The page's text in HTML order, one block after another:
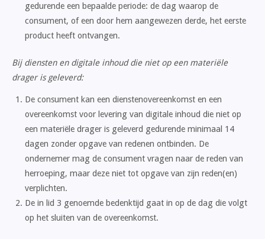
gedurende een bepaalde periode: de dag waarop de
consument, of een door hem aangewezen derde, het eerste
product heeft ontvangen.
Bij diensten en digitale inhoud die niet op een materiële
drager is geleverd:
De consument kan een dienstenovereenkomst en een
overeenkomst voor levering van digitale inhoud die niet op
een materiële drager is geleverd gedurende minimaal 14
dagen zonder opgave van redenen ontbinden. De
ondernemer mag de consument vragen naar de reden van
herroeping, maar deze niet tot opgave van zijn reden(en)
verplichten.
De in lid 3 genoemde bedenktijd gaat in op de dag die volgt
op het sluiten van de overeenkomst.